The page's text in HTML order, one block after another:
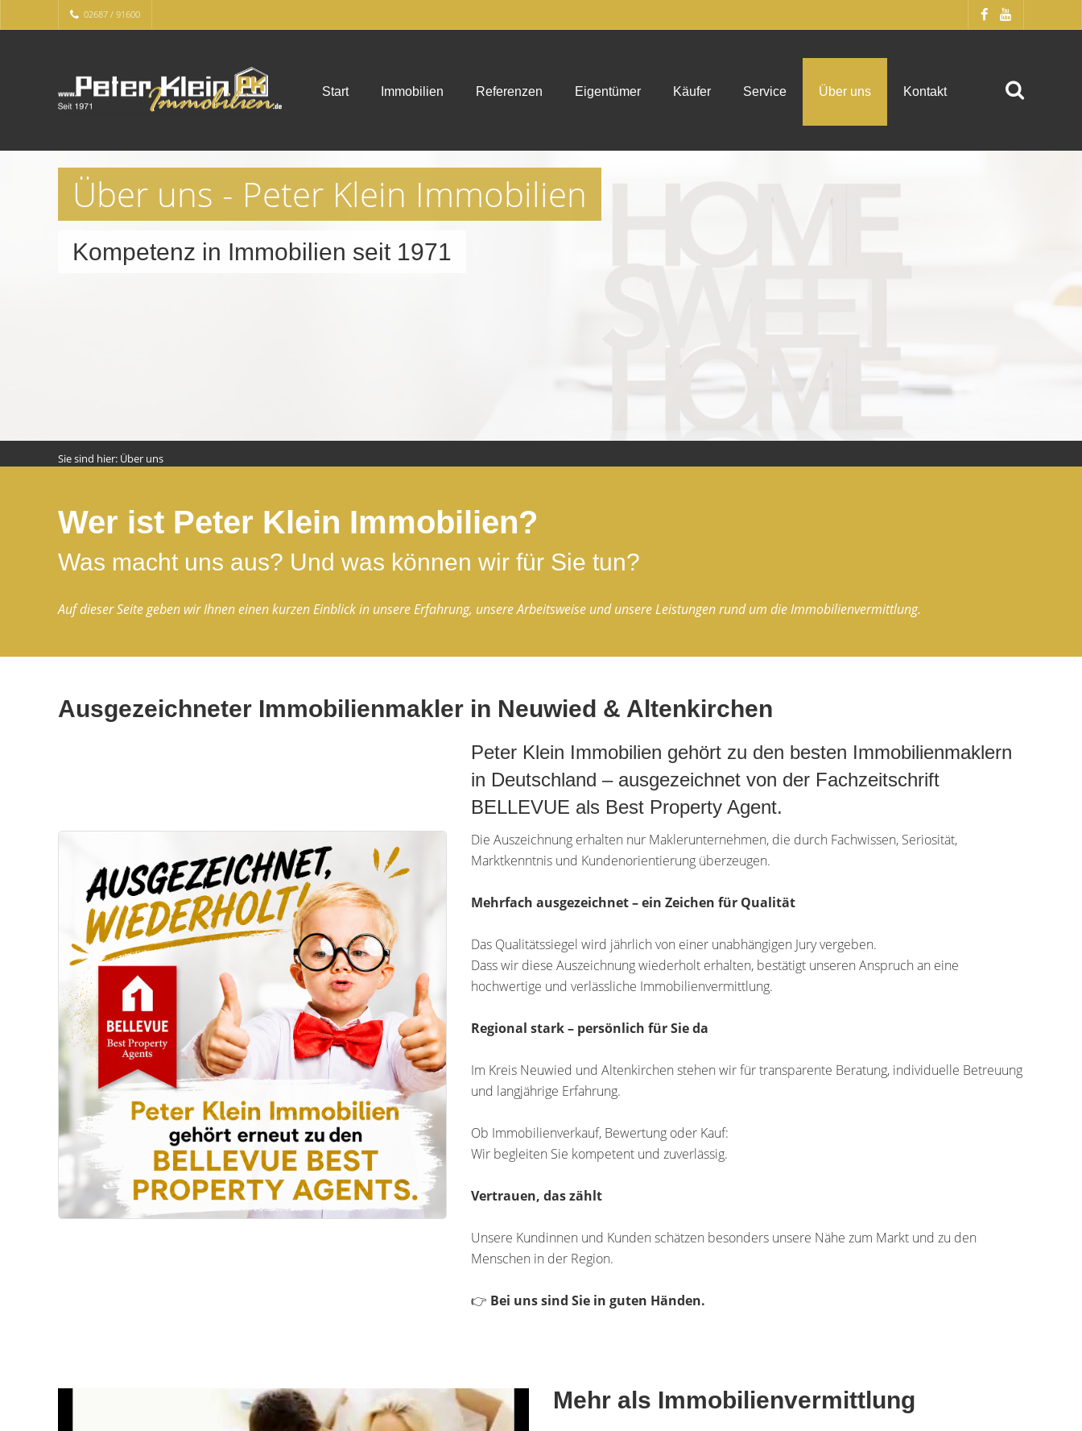
02687 / 91600
Start Immobilien Referenzen Eigentümer Käufer Service Über uns Kontakt
Über uns - Peter Klein Immobilien
Kompetenz in Immobilien seit 1971
Sie sind hier: Über uns
Wer ist Peter Klein Immobilien?
Was macht uns aus? Und was können wir für Sie tun?
Auf dieser Seite geben wir Ihnen einen kurzen Einblick in unsere Erfahrung, unsere Arbeitsweise und unsere Leistungen rund um die Immobilienvermittlung.
Ausgezeichneter Immobilienmakler in Neuwied & Altenkirchen
Peter Klein Immobilien gehört zu den besten Immobilienmaklern
in Deutschland – ausgezeichnet von der Fachzeitschrift
BELLEVUE als Best Property Agent.
Die Auszeichnung erhalten nur Maklerunternehmen, die durch Fachwissen, Seriosität,
Marktkenntnis und Kundenorientierung überzeugen.
Mehrfach ausgezeichnet – ein Zeichen für Qualität
Das Qualitätssiegel wird jährlich von einer unabhängigen Jury vergeben.
Dass wir diese Auszeichnung wiederholt erhalten, bestätigt unseren Anspruch an eine
hochwertige und verlässliche Immobilienvermittlung.
Regional stark – persönlich für Sie da
Im Kreis Neuwied und Altenkirchen stehen wir für transparente Beratung, individuelle Betreuung
und langjährige Erfahrung.
Ob Immobilienverkauf, Bewertung oder Kauf:
Wir begleiten Sie kompetent und zuverlässig.
Vertrauen, das zählt
Unsere Kundinnen und Kunden schätzen besonders unsere Nähe zum Markt und zu den
Menschen in der Region.
👉 Bei uns sind Sie in guten Händen.
Mehr als Immobilienvermittlung